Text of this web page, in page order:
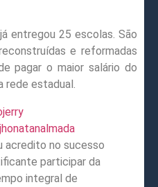
entregou 25 escolas. São
e reformadas
pagar o maior salário do
rede estadual.
acredito no sucesso
participar da
integral de